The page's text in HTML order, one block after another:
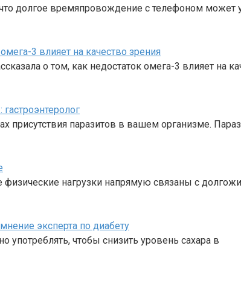
долгое времяпровождение с телефоном может
3 влияет на качество зрения
о том, как недостаток омега-3 влияет на
присутствия паразитов в вашем организме.
физические нагрузки напрямую связаны с
эксперта по диабету
употреблять, чтобы снизить уровень сахара в